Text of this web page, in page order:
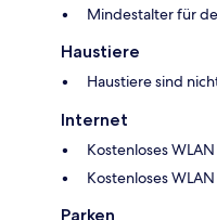
Mindestalter für
Haustiere
Haustiere sind
Internet
Kostenloses
Kostenloses
Parken